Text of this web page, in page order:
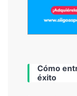
Cómo
éxito